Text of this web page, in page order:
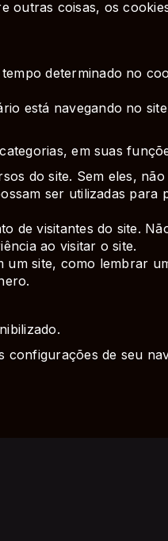
outras coisas, os
determinado no
está navegando no
em suas
do site. Sem eles,
ser utilizadas para
de visitantes do site.
ao visitar o site.
um site, como lembrar
configurações de seu